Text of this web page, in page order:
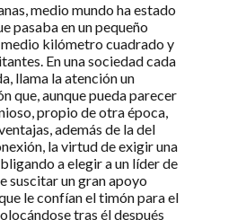
medio mundo ha estado
pasaba en un pequeño
medio kilómetro cuadrado y
En una sociedad cada
llama la atención un
que, aunque pueda parecer
propio de otra época,
además de la del
la virtud de exigir una
a elegir a un líder de
suscitar un gran apoyo
le confían el timón para el
tras él después